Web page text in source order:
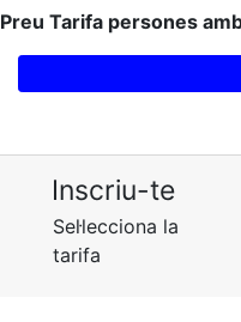
Preu Tarifa persones
Inscriu-te
Sel·lecciona la
tarifa